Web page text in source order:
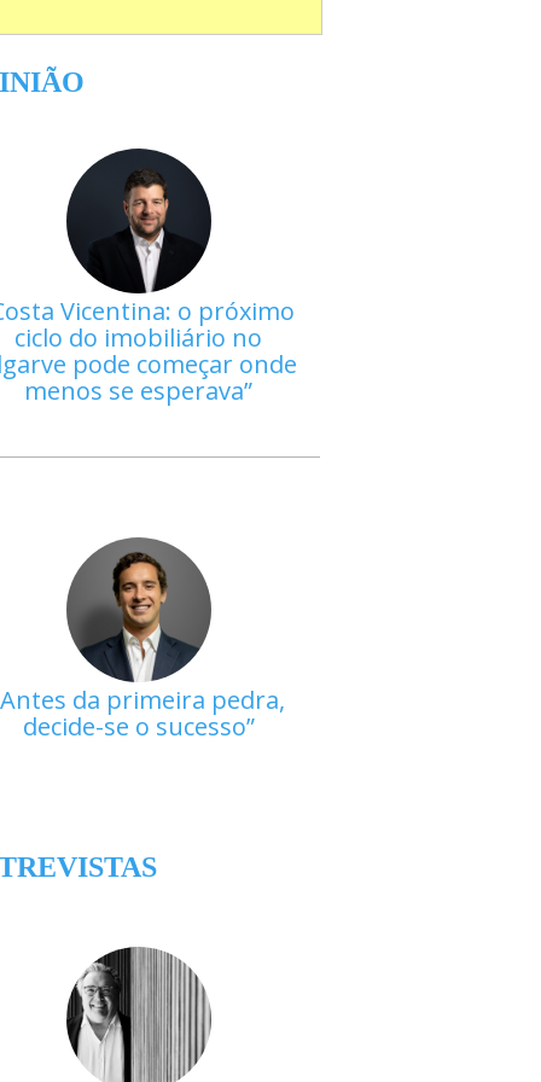
Vicentina: o próximo
ciclo do imobiliário no
pode começar onde
menos se esperava
Antes da primeira pedra,
decide-se o sucesso